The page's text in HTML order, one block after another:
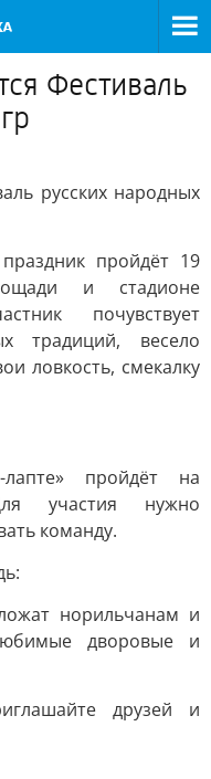
Фестиваль
русских народных
пройдёт 19
и стадионе
почувствует
традиций, весело
ловкость, смекалку
пройдёт на
участия нужно
команду.
норильчанам и
дворовые и
друзей и